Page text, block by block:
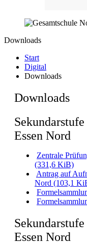
Downloads
Start
Digital
Downloads
Downloads
Essen Nord
Zentrale
(331,6 KiB)
Antrag auf
Nord (103,1
Essen Nord